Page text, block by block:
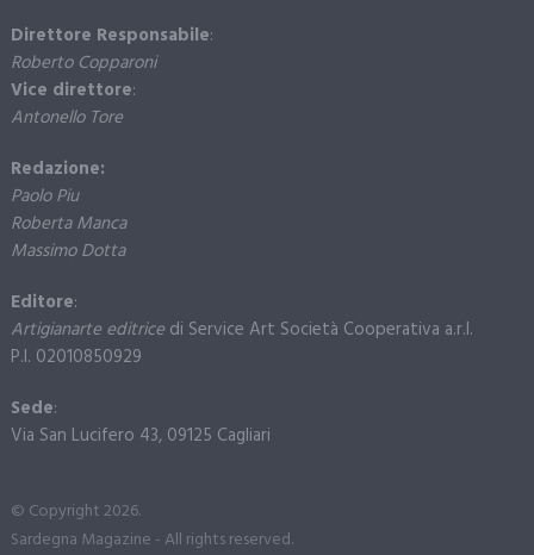
Direttore Responsabile:
Roberto Copparoni
Vice direttore:
Antonello Tore
Redazione:
Paolo Piu
Roberta Manca
Massimo Dotta
Editore:
Artigianarte editricedi Service Art Società Cooperativa a.r.l.
P.I. 02010850929
Sede:
Via San Lucifero 43, 09125 Cagliari
© Copyright 2026.
Sardegna Magazine - All rights reserved.